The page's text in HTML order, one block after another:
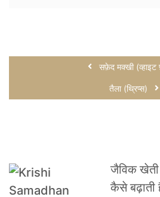
सफ़ेद मक्खी (व्हाइट
तैला (थ्रिप्स)
जैविक खेती
कैसे बढ़ाती